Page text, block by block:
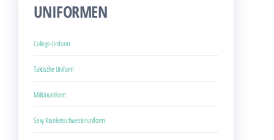
UNIFORMEN
College-Uniform
Taktische Uniform
Militäruniform
Sexy Krankenschwesteruniform